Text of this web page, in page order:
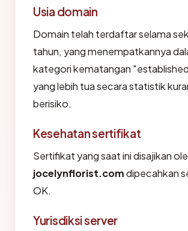
Usia domain
Domain telah terdaftar selama
tahun, yang menempatkannya
kategori kematangan
yang lebih tua secara statistik
berisiko.
Kesehatan sertifikat
Sertifikat yang saat ini disajikan
jocelynflorist.comdipecahkan
OK.
Yurisdiksi server